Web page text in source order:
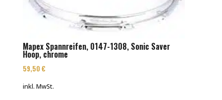
Mapex Spannreifen, 0147-1308, Sonic Saver
Hoop, chrome
59,50€
inkl. MwSt.